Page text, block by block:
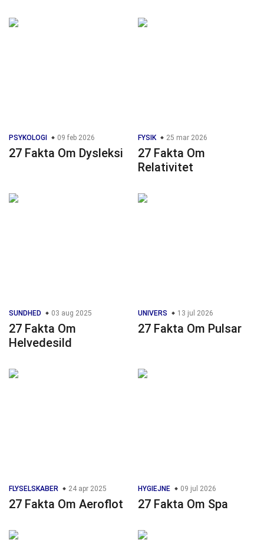
PSYKOLOGI 09 feb 2026
27 Fakta Om Dysleksi
FYSIK 25 mar 2026
27 Fakta Om
Relativitet
SUNDHED 03 aug 2025
27 Fakta Om
Helvedesild
UNIVERS 13 jul 2026
27 Fakta Om Pulsar
FLYSELSKABER 24 apr 2025
27 Fakta Om Aeroflot
HYGIEJNE 09 jul 2026
27 Fakta Om Spa